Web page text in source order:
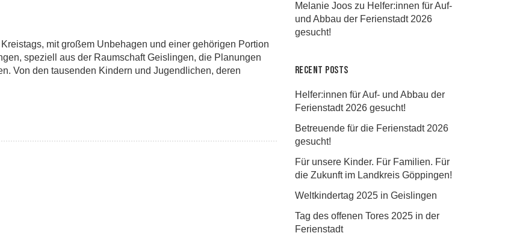
mit großem Unbehagen und einer gehörigen Portion
speziell aus der Raumschaft Geislingen, die Planungen
Von den tausenden Kindern und Jugendlichen, deren
Melanie Jooszu Helfer:innen für Auf-
und Abbau der Ferienstadt 2026
gesucht!
Recent Posts
Helfer:innen für Auf- und Abbau der
Ferienstadt 2026 gesucht!
Betreuende für die Ferienstadt 2026
gesucht!
Für unsere Kinder. Für Familien. Für
die Zukunft im Landkreis Göppingen!
Weltkindertag 2025 in Geislingen
Tag des offenen Tores 2025 in der
Ferienstadt